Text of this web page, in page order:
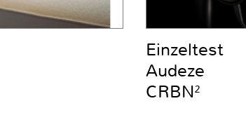
Einzeltest
Audeze
CRBN²